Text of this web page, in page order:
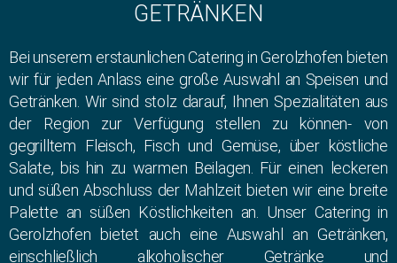
GETRÄNKEN
Bei unserem erstaunlichen Catering in Gerolzhofen bieten
wir für jeden Anlass eine große Auswahl an Speisen und
Getränken. Wir sind stolz darauf, Ihnen Spezialitäten aus
der Region zur Verfügung stellen zu können- von
gegrilltem Fleisch, Fisch und Gemüse, über köstliche
Salate, bis hin zu warmen Beilagen. Für einen leckeren
und süßen Abschluss der Mahlzeit bieten wir eine breite
Palette an süßen Köstlichkeiten an. Unser Catering in
Gerolzhofen bietet auch eine Auswahl an Getränken,
einschließlich alkoholischer Getränke und